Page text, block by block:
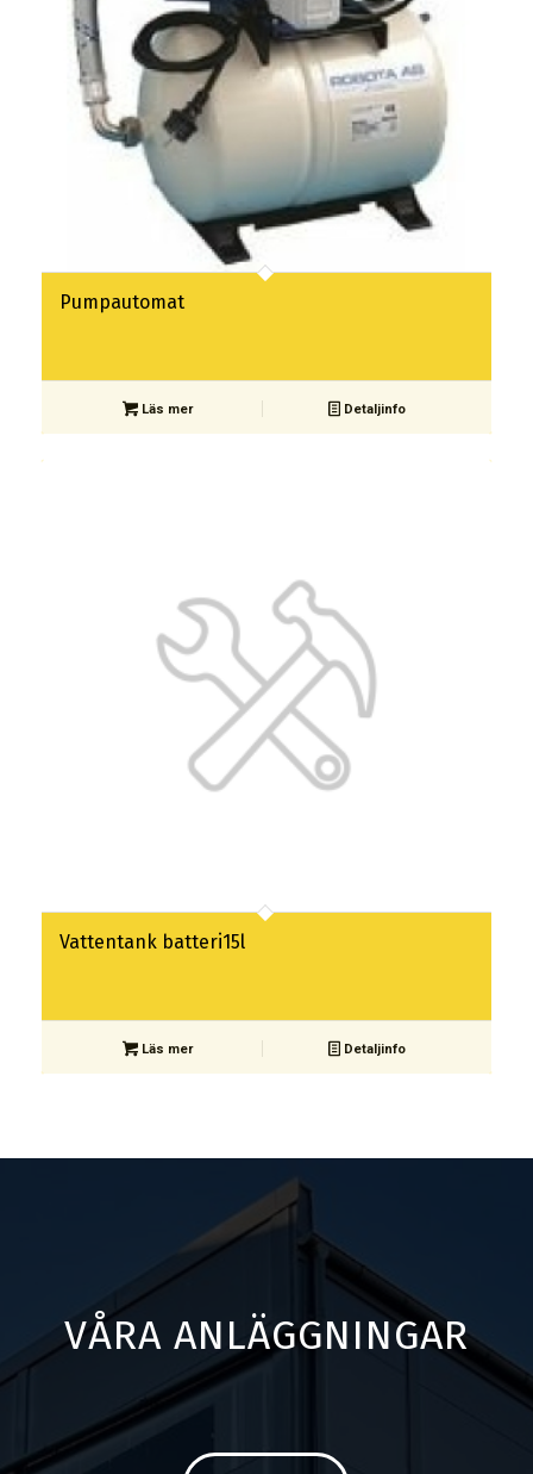
Pumpautomat
Läs mer Detaljinfo
Vattentank batteri15l
Läs mer Detaljinfo
VÅRA ANLÄGGNINGAR